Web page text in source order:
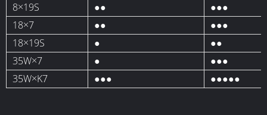
8×19S
●●
●●●
18×7
●●
●●●
18×19S
●
●●
35W×7
●
●●●
35W×K7
●●● ●●●●●